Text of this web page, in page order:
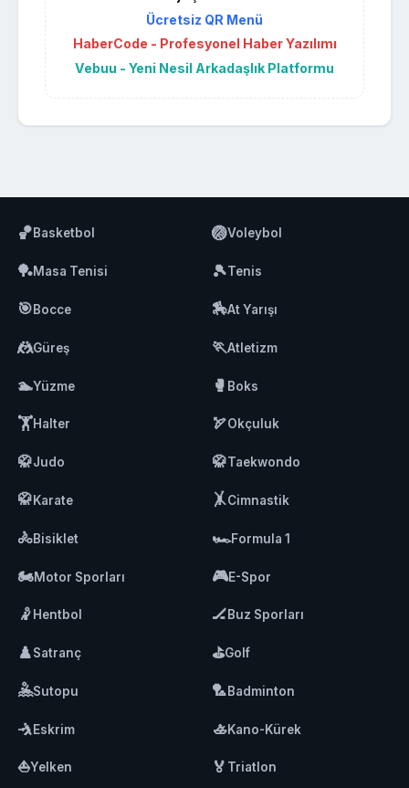
Ücretsiz QR Menü
HaberCode - Profesyonel Haber Yazılımı
Vebuu - Yeni Nesil Arkadaşlık Platformu
🏀Basketbol 🏐Voleybol
🏓Masa Tenisi 🎾Tenis
🎯Bocce 🏇At Yarışı
🤼Güreş 🏃Atletizm
🏊Yüzme 🥊 Boks
🏋️Halter 🏹Okçuluk
🥋Judo 🥋Taekwondo
🥋Karate 🤸Cimnastik
🚴Bisiklet 🏎️Formula 1
🏍️Motor Sporları 🎮E-Spor
🤾 Hentbol 🏒Buz Sporları
♟️Satranç ⛳Golf
🤽Sutopu 🏸Badminton
🤺Eskrim 🚣Kano-Kürek
⛵Yelken 🏅 Triatlon